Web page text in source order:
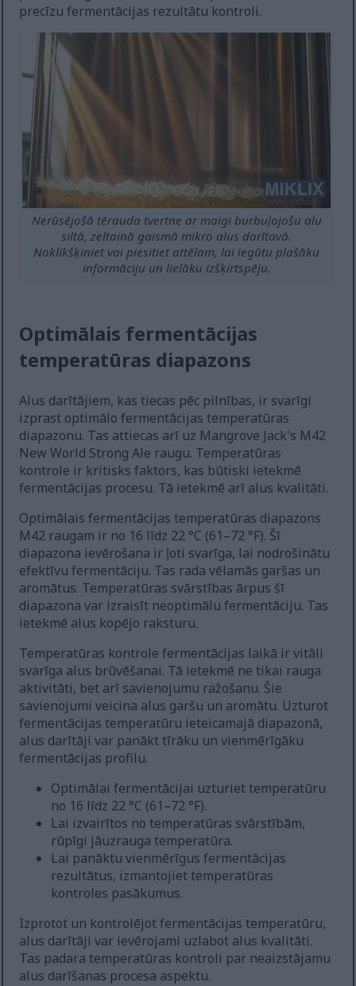
precīzu fermentācijas rezultātu kontroli.
Nerūsējošā tērauda tvertne ar maigi burbuļojošu alu
siltā, zeltainā gaismā mikro alus darītavā.
Noklikšķiniet vai piesitiet attēlam, lai iegūtu plašāku
informāciju un lielāku izšķirtspēju.
Optimālais fermentācijas
temperatūras diapazons
Alus darītājiem, kas tiecas pēc pilnības, ir svarīgi
izprast optimālo fermentācijas temperatūras
diapazonu. Tas attiecas arī uz Mangrove Jack's M42
New World Strong Ale raugu. Temperatūras
kontrole ir kritisks faktors, kas būtiski ietekmē
fermentācijas procesu. Tā ietekmē arī alus kvalitāti.
Optimālais fermentācijas temperatūras diapazons
M42 raugam ir no 16 līdz 22 °C (61–72 °F). Šī
diapazona ievērošana ir ļoti svarīga, lai nodrošinātu
efektīvu fermentāciju. Tas rada vēlamās garšas un
aromātus. Temperatūras svārstības ārpus šī
diapazona var izraisīt neoptimālu fermentāciju. Tas
ietekmē alus kopējo raksturu.
Temperatūras kontrole fermentācijas laikā ir vitāli
svarīga alus brūvēšanai. Tā ietekmē ne tikai rauga
aktivitāti, bet arī savienojumu ražošanu. Šie
savienojumi veicina alus garšu un aromātu. Uzturot
fermentācijas temperatūru ieteicamajā diapazonā,
alus darītāji var panākt tīrāku un vienmērīgāku
fermentācijas profilu.
Optimālai fermentācijai uzturiet temperatūru
no 16 līdz 22 °C (61–72 °F).
Lai izvairītos no temperatūras svārstībām,
rūpīgi jāuzrauga temperatūra.
Lai panāktu vienmērīgus fermentācijas
rezultātus, izmantojiet temperatūras
kontroles pasākumus.
Izprotot un kontrolējot fermentācijas temperatūru,
alus darītāji var ievērojami uzlabot alus kvalitāti.
Tas padara temperatūras kontroli par neaizstājamu
alus darīšanas procesa aspektu.